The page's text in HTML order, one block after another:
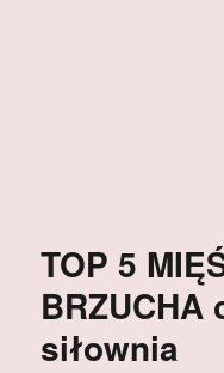
TOP 5
BRZUCHA
siłownia